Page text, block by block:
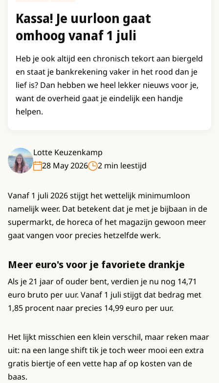
Kassa! Je uurloon gaat
omhoog vanaf 1 juli
Heb je ook altijd een chronisch tekort aan biergeld
en staat je bankrekening vaker in het rood dan je
lief is? Dan hebben we heel lekker nieuws voor je,
want de overheid gaat je eindelijk een handje
helpen.
Lotte Keuzenkamp
28 May 2026
2 min leestijd
Vanaf 1 juli 2026 stijgt het wettelijk minimumloon
namelijk weer. Dat betekent dat je met je bijbaan in de
supermarkt, de horeca of het magazijn gewoon meer
gaat vangen voor precies hetzelfde werk.
Meer euro's voor je favoriete drankje
Als je 21 jaar of ouder bent, verdien je nu nog 14,71
euro bruto per uur. Vanaf 1 juli stijgt dat bedrag met
1,85 procent naar precies 14,99 euro per uur.
Het lijkt misschien een klein verschil, maar reken maar
uit: na een lange shift tik je toch weer mooi een extra
gratis biertje of een vette hap af op kosten van de
baas.